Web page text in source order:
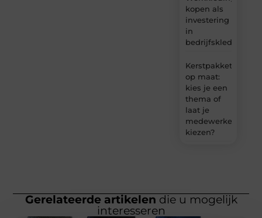
kopen als
investering
in
bedrijfskleding
Kerstpakket
op maat:
kies je een
thema of
laat je
medewerkers
kiezen?
Gerelateerde artikelen die u mogelijk
interesseren